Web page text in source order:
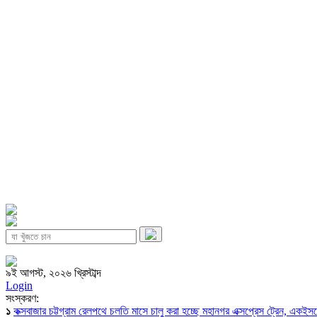
৯ই আগস্ট, ২০২৬ খ্রিস্টাব্দ
Login
সংস্করণ:
১ কক্সবাজার চট্টগ্রাম রেলপথে চলতি মাসে চালু করা হচ্ছে মহানগর এক্সপ্রেস ট্রেন,